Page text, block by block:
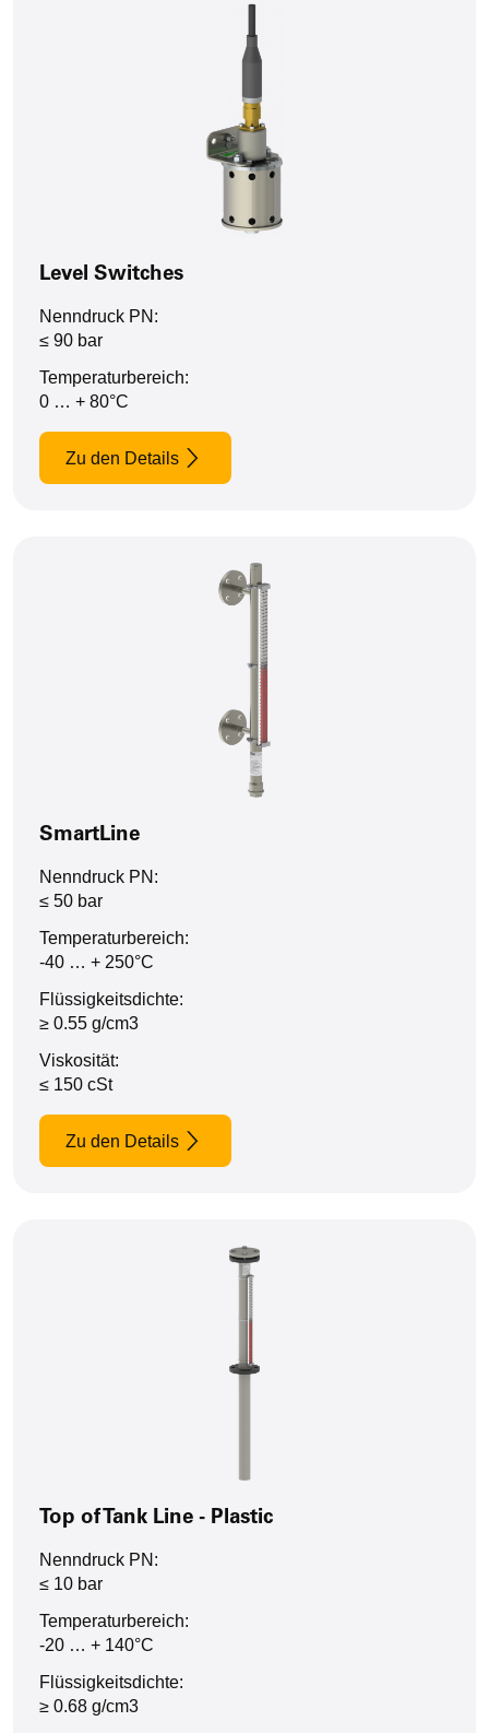
Level Switches
Nenndruck PN:
≤ 90 bar
Temperaturbereich:
0 … + 80°C
Zu den Details
SmartLine
Nenndruck PN:
≤ 50 bar
Temperaturbereich:
-40 … + 250°C
Flüssigkeitsdichte:
≥ 0.55 g/cm3
Viskosität:
≤ 150 cSt
Zu den Details
Top of Tank Line - Plastic
Nenndruck PN:
≤ 10 bar
Temperaturbereich:
-20 … + 140°C
Flüssigkeitsdichte:
≥ 0.68 g/cm3